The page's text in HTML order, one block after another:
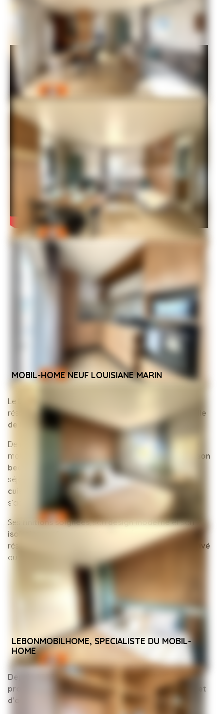
En vidéo :
Marin
40m²
Téléchargez la fiche PDF
MOBIL-HOME NEUF LOUISIANE MARIN
Le Louisiane Marin
résidentiel,grand de 40 m²
2 chambres et 1 salle
de bain
De
nombreux rangementssont répartis dans tout le
mobil-home, notamment dans la
suite parentale et son
beau dressing
, pour un quotidien bien organisé. Le
séjour, ouvert sur l’extérieur, profite d’une grande
cuisine fonctionnelle
etentièrement équipée
s’adapte à votre mode de vie.
Ses
finitions soignées, sondesign moderneet son
isolation renforcée 4 saisons
en font une vraie
résidence secondaire que ce soit sur votreterrain privé
ou sur une
parcelle de camping.
LEBONMOBILHOME, SPECIALISTE DU MOBIL-
HOME
Depuis 2020 , nous accompagnons
particuliers et
professionnels
dans l’achat de
mobil-homes neufs et
d’occasion